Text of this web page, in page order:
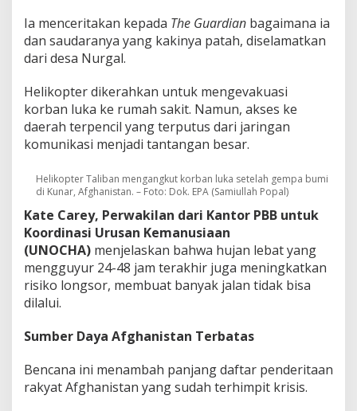
Ia menceritakan kepada The Guardian bagaimana ia
dan saudaranya yang kakinya patah, diselamatkan
dari desa Nurgal.
Helikopter dikerahkan untuk mengevakuasi
korban luka ke rumah sakit. Namun, akses ke
daerah terpencil yang terputus dari jaringan
komunikasi menjadi tantangan besar.
Helikopter Taliban mengangkut korban luka setelah gempa bumi
di Kunar, Afghanistan. – Foto: Dok. EPA (Samiullah Popal)
Kate Carey, Perwakilan dari Kantor PBB untuk
Koordinasi Urusan Kemanusiaan
(UNOCHA) menjelaskan bahwa hujan lebat yang
mengguyur 24-48 jam terakhir juga meningkatkan
risiko longsor, membuat banyak jalan tidak bisa
dilalui.
Sumber Daya Afghanistan Terbatas
Bencana ini menambah panjang daftar penderitaan
rakyat Afghanistan yang sudah terhimpit krisis.